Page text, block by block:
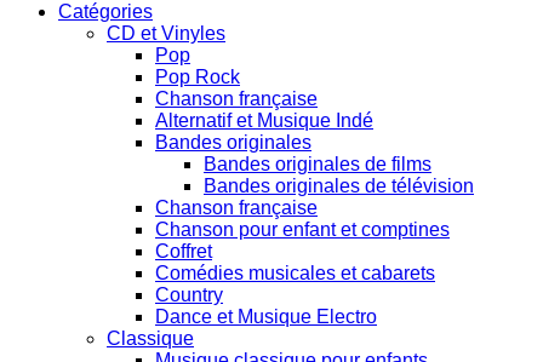
Catégories
CD et Vinyles
Pop
Pop Rock
Chanson française
Alternatif et Musique Indé
Bandes originales
Bandes originales de films
Bandes originales de télévision
Chanson française
Chanson pour enfant et comptines
Coffret
Comédies musicales et cabarets
Country
Dance et Musique Electro
Classique